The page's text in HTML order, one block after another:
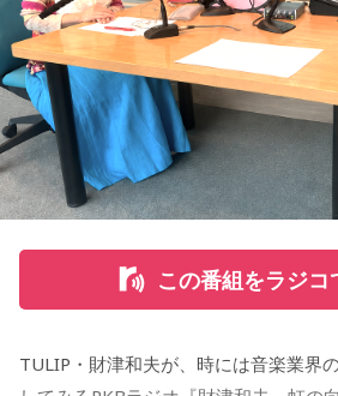
今回の放送では、夏の夜空をきっかけ
な感動や、時間が経っても色あせない
た。
放送で紹介されたStoryの続きをぜひ
お楽しみください。
【小山宙哉プロフィール】
1978年生 京都府出身 京都市立銅駝美
京都市立美術工芸高等学校）、大阪市
卒業。デザイン会社勤務を経て、「モ
をした『ジジジイ』で第14回MANGA
たせせいぞう賞）受賞。『劇団JET’S
OPEN大賞受賞。2006年『ハルジャン
を連載。
2007年12月、初の週刊連載作品『宇
講談社漫画賞一般部門、2014年 手塚
この番組をラジコ
TULIP・財津和夫が、時には音楽業界